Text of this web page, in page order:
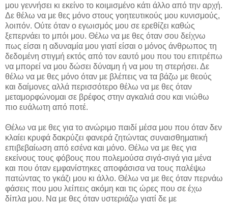
μου γεννήσει κι εκείνο το κοιμισμένο κάτι άλλο από την αρχή.
Δε θέλω να με θες μόνο στους γοητευτικούς μου κυνισμούς,
λοιπόν. Ούτε όταν ο εγωισμός μου σε ερεθίζει καθώς
ξεπερνάει το μπόι μου. Θέλω να με θες όταν σου δείχνω
πως είσαι η αδυναμία μου γιατί είσαι ο μόνος άνθρωπος τη
δεδομένη στιγμή εκτός από τον εαυτό μου που του επιτρέπω
να μπορεί να μου δώσει δύναμη ή να μου τη στερήσει. Δε
θέλω να με θες μόνο όταν με βλέπεις να τα βάζω με θεούς
και δαίμονες αλλά περισσότερο θέλω να με θες όταν
μεταμορφώνομαι σε βρέφος στην αγκαλιά σου και νιώθω
πιο ευάλωτη από ποτέ.
Θέλω να με θες για το ανώριμο παιδί μέσα μου που όταν δεν
κλαίει κρυφά δακρύζει φανερά ζητώντας συναισθηματική
επιβεβαίωση από εσένα και μόνο. Θέλω να με θες για
εκείνους τους φόβους που πολεμούσα σιγά-σιγά για μένα
και που όταν εμφανίστηκες αποφάσισα να τους παλέψω
πατώντας το γκάζι μου κι άλλο. Θέλω να με θες όταν περνάω
φάσεις που μου λείπεις ακόμη και τις ώρες που σε έχω
δίπλα μου. Να με θες όταν υστεριάζω γιατί δε με